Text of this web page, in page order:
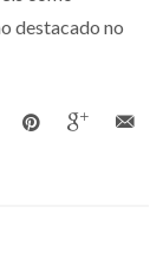
destacado no